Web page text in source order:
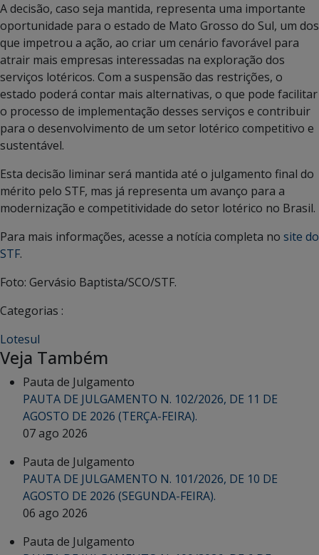
A decisão, caso seja mantida, representa uma importante
oportunidade para o estado de Mato Grosso do Sul, um dos
que impetrou a ação, ao criar um cenário favorável para
atrair mais empresas interessadas na exploração dos
serviços lotéricos. Com a suspensão das restrições, o
estado poderá contar mais alternativas, o que pode facilitar
o processo de implementação desses serviços e contribuir
para o desenvolvimento de um setor lotérico competitivo e
sustentável.
Esta decisão liminar será mantida até o julgamento final do
mérito pelo STF, mas já representa um avanço para a
modernização e competitividade do setor lotérico no Brasil.
Para mais informações, acesse a notícia completa no site do
STF.
Foto: Gervásio Baptista/SCO/STF.
Categorias :
Lotesul
Veja Também
Pauta de Julgamento
PAUTA DE JULGAMENTO N. 102/2026, DE 11 DE
AGOSTO DE 2026 (TERÇA-FEIRA).
07 ago 2026
Pauta de Julgamento
PAUTA DE JULGAMENTO N. 101/2026, DE 10 DE
AGOSTO DE 2026 (SEGUNDA-FEIRA).
06 ago 2026
Pauta de Julgamento